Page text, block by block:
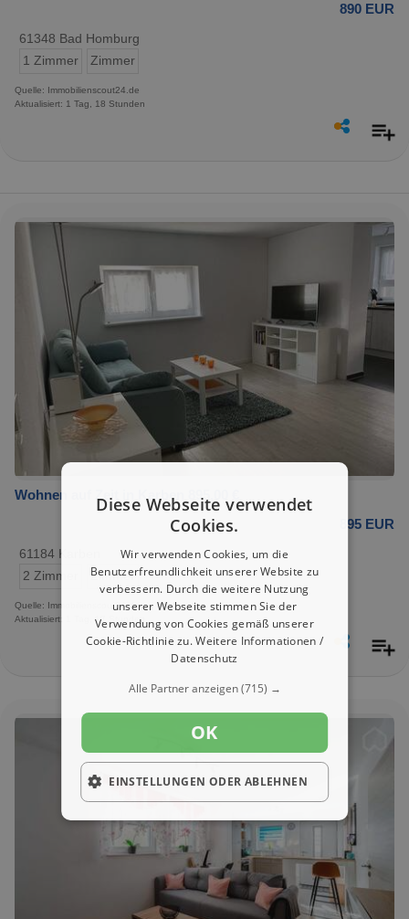
890 EUR
61348 Bad Homburg
1 Zimmer
Zimmer
Quelle: Immobilienscout24.de
Aktualisiert: 1 Tag, 18 Stunden
Wohnen auf Zeit in Karben 895,00 €
895 EUR
61184 Karben
2 Zimmer
Zimmer
Quelle: Immobilienscout24.de
Aktualisiert: 1 Tag, 17 Stunden
Diese Webseite verwendet
Cookies.
Wir verwenden Cookies, um die
Benutzerfreundlichkeit unserer Website zu
verbessern. Durch die weitere Nutzung
unserer Webseite stimmen Sie der
Verwendung von Cookies gemäß unserer
Cookie-Richtlinie zu.Weitere Informationen /
Datenschutz
Alle Partner anzeigen(715) →
OK
EINSTELLUNGEN ODER ABLEHNEN